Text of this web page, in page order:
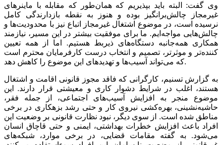
وی گفت: البته باید بپذیریم که همان‌طور که مقابله با ماینر‌های
غیرمجاز چالش‌برانگیز بوده و هنوز به نقطه بازدارندگی کامل
نرسیده است، در موضوع اشتغال غیرمجاز اتباع نیز با محدودیت‌ها و
چالش‌هایی مواجه‌ایم. ما برای موفقیت بیشتر در این مسیر، نیازمند
همکاری همه‌جانبه دستگاه‌های ذیربط هستیم. اما از همه تعیین
کننده‌تر و موثرتر، تصمیم و انتخاب درست کارفرمایان محترم است
که می‌تواند آسیب‌ها و تهدید‌های این موضوع را کاهش دهد.
به گزارش تسنیم، کارگرانی که فاقد مجوز قانونی اقامت و اشتغال
هستند، اغلب در شرایط دشوار کاری و معیشتی قرار دارند. این
موضوع منجر به افزایش آسیب‌های اجتماعی، از جمله فقر،
حاشیه‌نشینی، بهره‌کشی نیروی کار و حتی رشد بزهکاری در برخی
مناطق شده است. از سوی دیگر، نبود نظارت قانونی بر وضعیت این
افراد باعث افزایش خطرات بهداشتی، ایمنی و حتی قاچاق انسان
می‌شود. به گفته مقامات قضایی، در برخی موارد، شبکه‌های